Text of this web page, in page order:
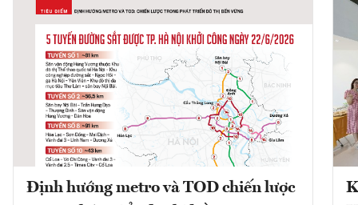
Định hướng metro và TOD chiến lược